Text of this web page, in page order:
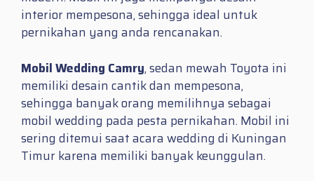
interior mempesona, sehingga ideal untuk
pernikahan yang anda rencanakan.
Mobil Wedding Camry, sedan mewah Toyota ini
memiliki desain cantik dan mempesona,
sehingga banyak orang memilihnya sebagai
mobil wedding pada pesta pernikahan. Mobil ini
sering ditemui saat acara wedding di Kuningan
Timur karena memiliki banyak keunggulan.